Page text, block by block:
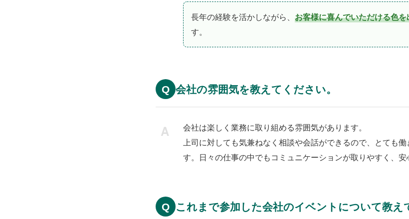
特
プ
表面変
長年の経験を活かしながら、 お客様に喜んでいただける色
す。
Q 会社の雰囲気を教えてください。
会社は楽しく業務に取り組める雰囲気があります。
上司に対しても気兼ねなく相談や会話ができるので、とても
す。日々の仕事の中でもコミュニケーションが取りやすく、安
Q これまで参加した会社のイベントについて教え